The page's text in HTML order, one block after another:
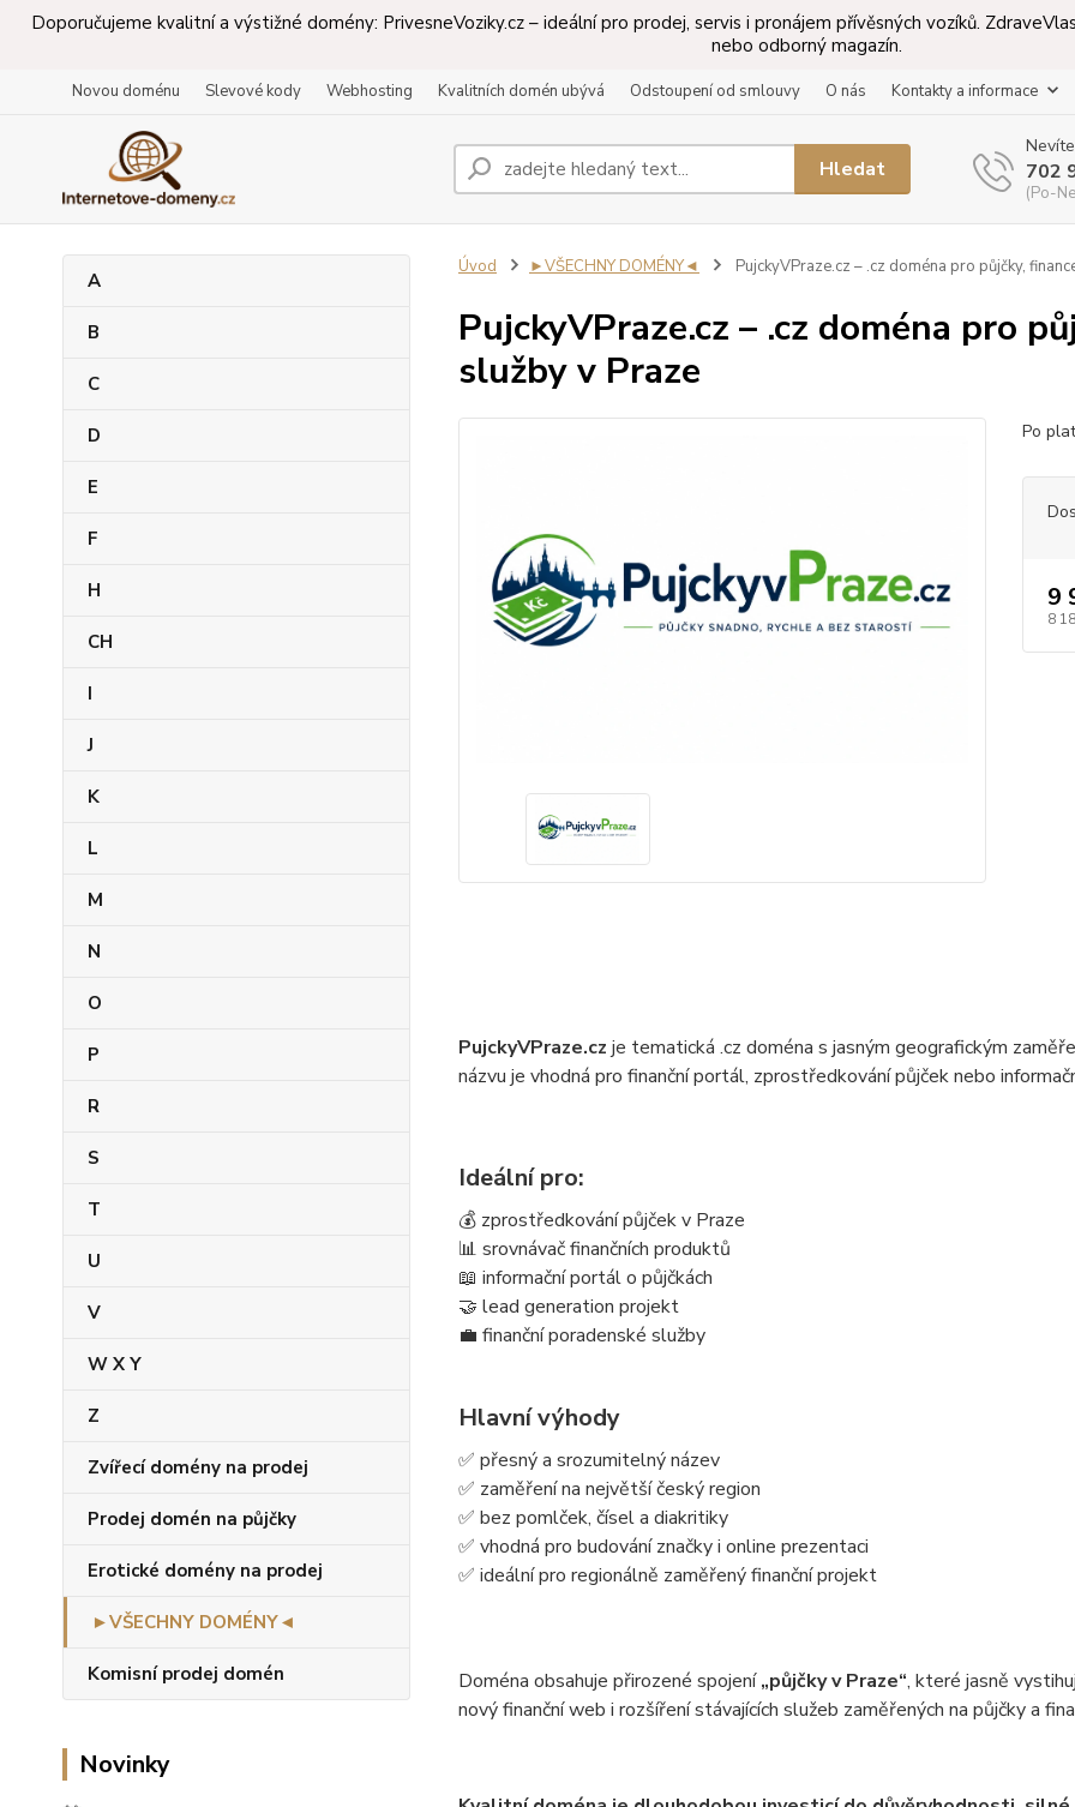
Doporučujeme kvalitní a výstižné domény: PrivesneVoziky.cz – ideální pro prodej, servis i pronájem přívěsných vozíků.
nebo odborný magazín.
Novou doménu Slevové kody Webhosting Kvalitních domén ubývá Odstoupení od smlouvy O nás Kontakty a informace
Hledat 702
(Po-
A
B
C
D
E
F
H
CH
I
J
K
L
M
N
O
P
R
S
T
U
V
W X Y
Z
Zvířecí domény na prodej
Prodej domén na půjčky
Erotické domény na prodej
►VŠECHNY DOMÉNY◄
Komisní prodej domén
Novinky
Úvod ►VŠECHNY DOMÉNY◄ PujckyVPraze.cz – .cz doména pro půjčky,
PujckyVPraze.cz – .cz doména pro
služby v Praze
Po
9
8
PujckyVPraze.cz je tematická .cz doména s jasným geografickým
názvu je vhodná pro finanční portál, zprostředkování půjček nebo
Ideální pro:
💰 zprostředkování půjček v Praze
📊 srovnávač finančních produktů
📖 informační portál o půjčkách
🤝 lead generation projekt
💼 finanční poradenské služby
Hlavní výhody
✅ přesný a srozumitelný název
✅ zaměření na největší český region
✅ bez pomlček, čísel a diakritiky
✅ vhodná pro budování značky i online prezentaci
✅ ideální pro regionálně zaměřený finanční projekt
Doména obsahuje přirozené spojení„půjčky v Praze“, které jasně
nový finanční web i rozšíření stávajících služeb zaměřených na půjčky a